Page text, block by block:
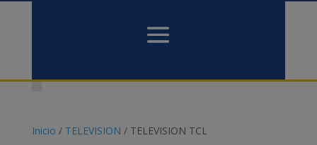
Inicio / TELEVISION / TELEVISION TCL